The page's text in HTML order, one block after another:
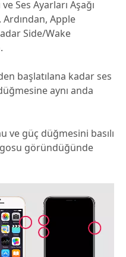
Ses Ayarları Aşağı
Ardından, Apple
Side/Wake
başlatılana kadar ses
aynı anda
ve güç düğmesini basılı
göründüğünde